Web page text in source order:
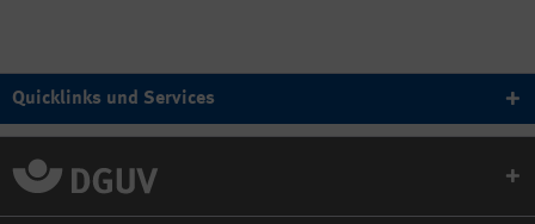
Quicklinks und Services